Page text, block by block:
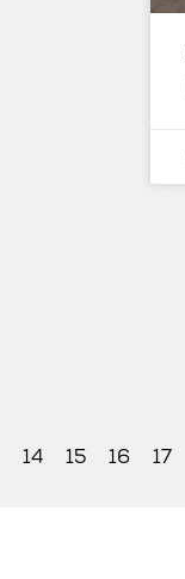
14 15 16 17